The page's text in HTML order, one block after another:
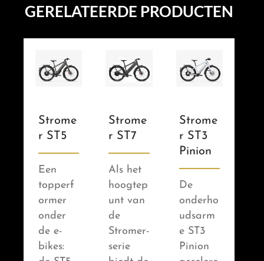
GERELATEERDE PRODUCTEN
Strome
R ST5
Een
topperf
ormer
onder
de e-
bikes:
Strome
R ST7
Als het
hoogtep
unt van
de
Stromer-
serie
Strome
R ST3
Pinion
De
onderho
udsarm
e ST3
Pinion